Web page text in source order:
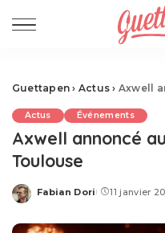
Guettapen › Actus › Axwell
Actus Événements
Axwell annoncé
Toulouse
Posted
Fabian Dori 11 janvier